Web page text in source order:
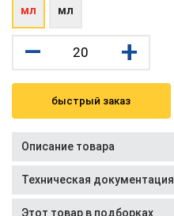
мл
мл
– +
быстрый заказ
Описание товара
Техническая документация
Этот товар в подборках